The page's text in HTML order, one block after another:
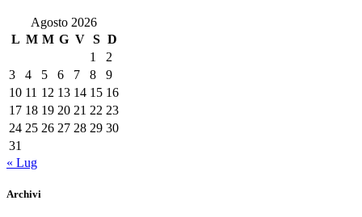
Agosto 2026
L M M G V S D
1
2
3
4 5 6 7 8
9
10 11 12 13 14 15 16
17 18 19 20 21 22 23
24 25 26 27 28 29 30
31
« Lug
Archivi